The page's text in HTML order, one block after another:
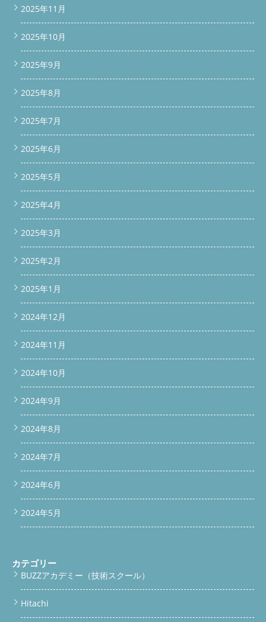
2025年11月
2025年10月
2025年9月
2025年8月
2025年7月
2025年6月
2025年5月
2025年4月
2025年3月
2025年2月
2025年1月
2024年12月
2024年11月
2024年10月
2024年9月
2024年8月
2024年7月
2024年6月
2024年5月
カテゴリー
BUZZアカデミー（技術スクール）
Hitachi